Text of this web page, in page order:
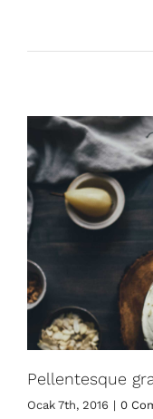
Pellentesque
Ocak 7th, 2016 | 0